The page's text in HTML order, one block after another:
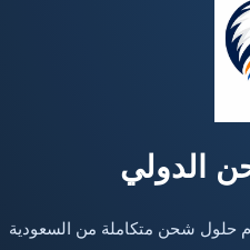
الدولي
حلول شحن متكاملة من السعودية